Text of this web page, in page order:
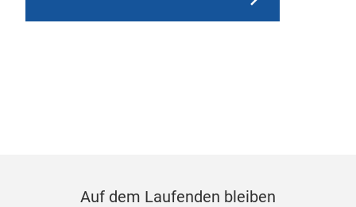
Auf dem Laufenden bleiben